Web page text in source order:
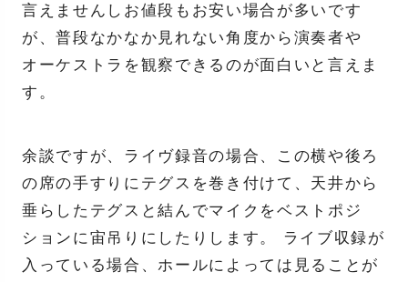
言えませんしお値段もお安い場合が多いです
が、普段なかなか見れない角度から演奏者や
オーケストラを観察できるのが面白いと言えま
す。
余談ですが、ライヴ録音の場合、この横や後ろ
の席の手すりにテグスを巻き付けて、天井から
垂らしたテグスと結んでマイクをベストポジ
ションに宙吊りにしたりします。 ライブ収録が
入っている場合、ホールによっては見ることが